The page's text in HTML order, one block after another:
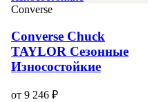
Converse
Converse Chuck
TAYLOR Сезонные
Износостойкие
от 9 246 ₽